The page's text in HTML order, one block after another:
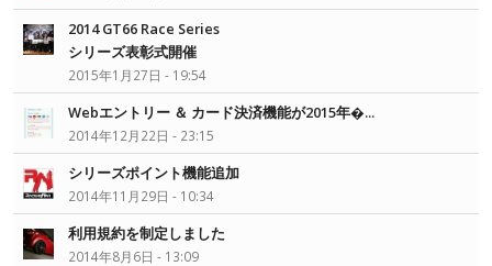
2014 GT66 Race Series
シリーズ表彰式開催
2015年1月27日 - 19:54
Webエントリー ＆ カード決済機能が2015年�...
2014年12月22日 - 23:15
シリーズポイント機能追加
2014年11月29日 - 10:34
利用規約を制定しました
2014年8月6日 - 13:09